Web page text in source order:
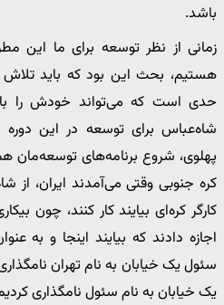
باشد.
زمانی از نظر توسعه برای ما این
هستیم، بحث این بود که باید
حدی است که می‌تواند خودش را
شاه‌عباس برای توسعه در این
پهلوی، شروع برنامه‌های توسعه‌مان
کره جنوبی وقتی می‌آمدند ایران، از
کارگر کره‌ای بیایند کار کنند، چون
اجازه دادند که بیایند اینجا و به
سئول یک خیابان به نام تهران
یک خیابان به نام سئول نامگذاری